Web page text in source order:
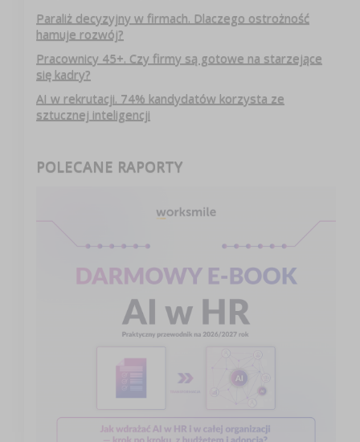
Paraliż decyzyjny w firmach. Dlaczego ostrożność
hamuje rozwój?
Pracownicy 45+. Czy firmy są gotowe na starzejące
się kadry?
AI w rekrutacji. 74% kandydatów korzysta ze
sztucznej inteligencji
POLECANE RAPORTY